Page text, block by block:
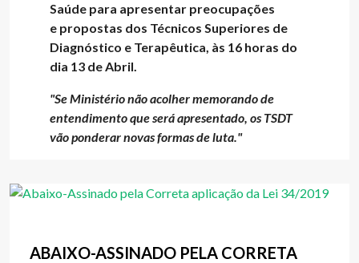
Saúde para apresentar preocupações
e propostas dos Técnicos Superiores de
Diagnóstico e Terapêutica, às 16 horas do
dia 13 de Abril.
"Se Ministério não acolher memorando de
entendimento que será apresentado, os TSDT
vão ponderar novas formas de luta."
ABAIXO-ASSINADO PELA CORRETA